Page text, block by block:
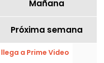
Mañana
Próxima semana
a Prime Video